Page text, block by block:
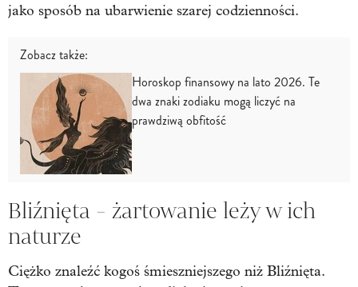
jako sposób na ubarwienie szarej codzienności.
Zobacz także:
Horoskop finansowy na lato 2026. Te
dwa znaki zodiaku mogą liczyć na
prawdziwą obfitość
Bliźnięta - żartowanie leży w ich
naturze
Ciężko znaleźć kogoś śmieszniejszego niż Bliźnięta.